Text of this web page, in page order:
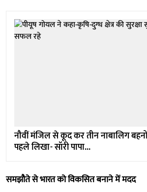
नौवीं मंजिल से कूद कर तीन नाबालिग
पहले लिखा- सॉरी पापा...
समझौते से भारत को विकसित बनाने में मदद